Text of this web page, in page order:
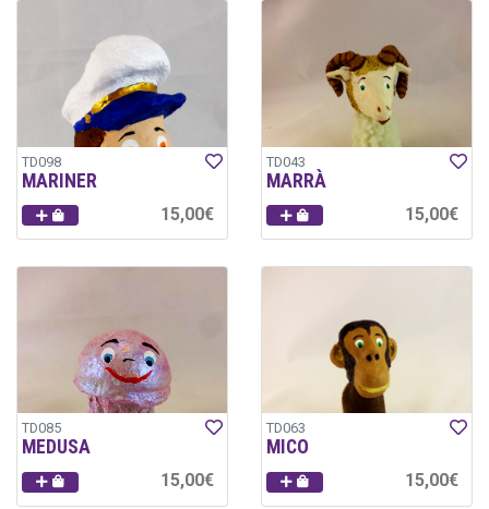
TD098
MARINER
15,00€
TD043
MARRÀ
15,00€
TD085
MEDUSA
15,00€
TD063
MICO
15,00€